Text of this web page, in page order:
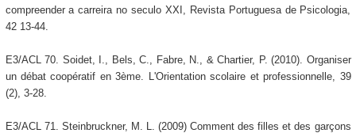
compreender a carreira no seculo XXI, Revista Portuguesa de Psicologia,
42 13-44.
E3/ACL 70. Soidet, I., Bels, C., Fabre, N., & Chartier, P. (2010). Organiser
un débat coopératif en 3ème. L'Orientation scolaire et professionnelle, 39
(2), 3-28.
E3/ACL 71. Steinbruckner, M. L. (2009) Comment des filles et des garçons